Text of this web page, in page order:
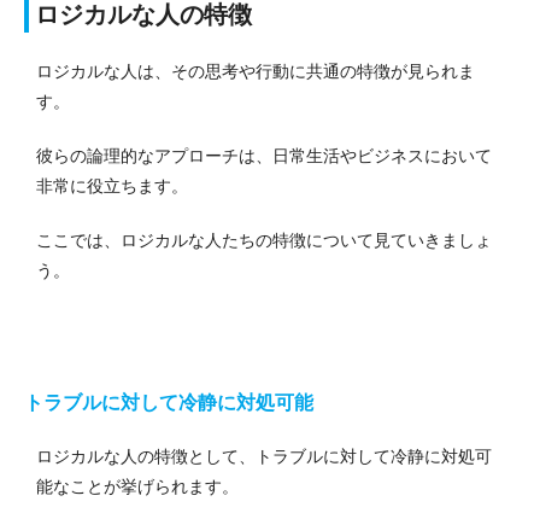
ロジカルな人の特徴
ロジカルな人は、その思考や行動に共通の特徴が見られま
す。
彼らの論理的なアプローチは、日常生活やビジネスにおいて
非常に役立ちます。
ここでは、ロジカルな人たちの特徴について見ていきましょ
う。
トラブルに対して冷静に対処可能
ロジカルな人の特徴として、トラブルに対して冷静に対処可
能なことが挙げられます。